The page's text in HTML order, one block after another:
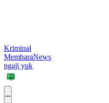
Kriminal
MembaraNews
ngaji yuk